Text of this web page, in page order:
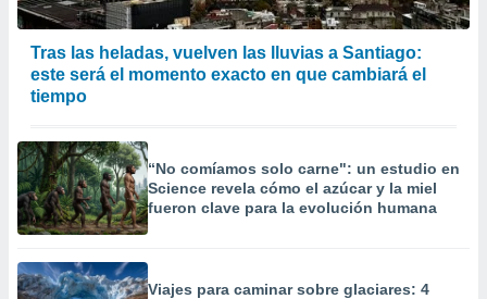
Tras las heladas, vuelven las lluvias a Santiago:
este será el momento exacto en que cambiará el
tiempo
“No comíamos solo carne": un estudio en
Science revela cómo el azúcar y la miel
fueron clave para la evolución humana
Viajes para caminar sobre glaciares: 4